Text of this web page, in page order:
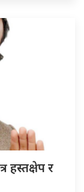
हस्तक्षेप र